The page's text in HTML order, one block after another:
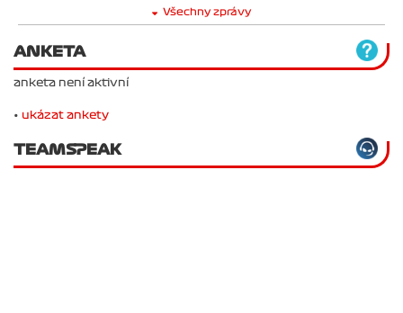
Všechny zprávy
ANKETA
anketa není aktivní
• ukázat ankety
TEAMSPEAK